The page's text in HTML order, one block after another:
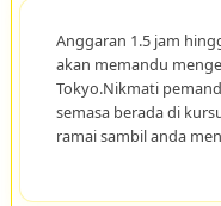
Anggaran 1.5 jam
akan memandu
Tokyo.Nikmati
semasa berada di
ramai sambil anda